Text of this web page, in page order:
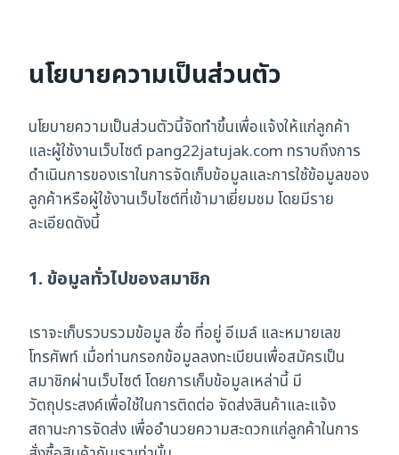
นโยบายความเป็นส่วนตัว
นโยบายความเป็นส่วนตัวนี้จัดทำขึ้นเพื่อแจ้งให้แก่ลูกค้า
และผู้ใช้งานเว็บไซต์ pang22jatujak.com ทราบถึงการ
ดำเนินการของเราในการจัดเก็บข้อมูลและการใช้ข้อมูลของ
ลูกค้าหรือผู้ใช้งานเว็บไซต์ที่เข้ามาเยี่ยมชม โดยมีราย
ละเอียดดังนี้
1. ข้อมูลทั่วไปของสมาชิก
เราจะเก็บรวบรวมข้อมูล ชื่อ ที่อยู่ อีเมล์ และหมายเลข
โทรศัพท์ เมื่อท่านกรอกข้อมูลลงทะเบียนเพื่อสมัครเป็น
สมาชิกผ่านเว็บไซต์ โดยการเก็บข้อมูลเหล่านี้ มี
วัตถุประสงค์เพื่อใช้ในการติดต่อ จัดส่งสินค้าและแจ้ง
สถานะการจัดส่ง เพื่ออำนวยความสะดวกแก่ลูกค้าในการ